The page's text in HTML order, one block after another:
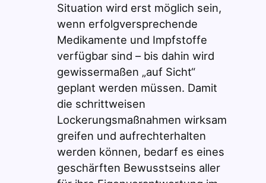
Situation wird erst möglich sein,
wenn erfolgversprechende
Medikamente und Impfstoffe
verfügbar sind – bis dahin wird
gewissermaßen „auf Sicht“
geplant werden müssen. Damit
die schrittweisen
Lockerungsmaßnahmen wirksam
greifen und aufrechterhalten
werden können, bedarf es eines
geschärften Bewusstseins aller